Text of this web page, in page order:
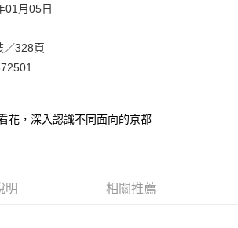
含以上)免運費
含以上)免運費
01月05日
／328頁
花，深入認識不同面向的京都
明 相關推薦